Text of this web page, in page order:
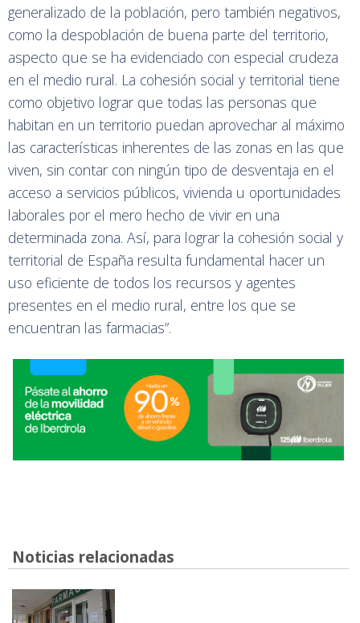
generalizado de la población, pero también negativos,
como la despoblación de buena parte del territorio,
aspecto que se ha evidenciado con especial crudeza
en el medio rural. La cohesión social y territorial tiene
como objetivo lograr que todas las personas que
habitan en un territorio puedan aprovechar al máximo
las características inherentes de las zonas en las que
viven, sin contar con ningún tipo de desventaja en el
acceso a servicios públicos, vivienda u oportunidades
laborales por el mero hecho de vivir en una
determinada zona. Así, para lograr la cohesión social y
territorial de España resulta fundamental hacer un
uso eficiente de todos los recursos y agentes
presentes en el medio rural, entre los que se
encuentran las farmacias”.
Noticias relacionadas